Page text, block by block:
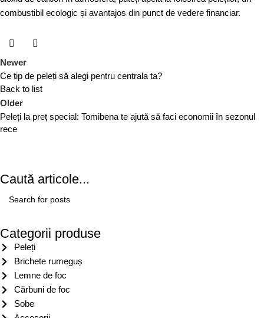
combustibil ecologic și avantajos din punct de vedere financiar.
Newer
Ce tip de peleți să alegi pentru centrala ta?
Back to list
Older
Peleți la preț special: Tomibena te ajută să faci economii în sezonul
rece
Caută articole...
Categorii produse
Peleți
Brichete rumeguș
Lemne de foc
Cărbuni de foc
Sobe